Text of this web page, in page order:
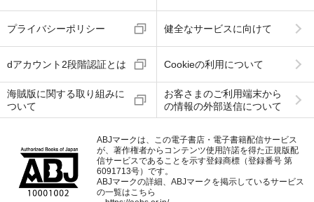
プライバシーポリシー 健全なサービスに向けて
dアカウント2段階認証とは Cookieの利用について
海賊版に関する取り組みに
ついて
お客さまのご利用端末から
の情報の外部送信について
ABJマークは、この電子書店・電子書籍配信サービス
が、著作権者からコンテンツ使用許諾を得た正規版配
信サービスであることを示す登録商標（登録番号 第
6091713号）です。
ABJマークの詳細、ABJマークを掲示しているサービス
の一覧はこちら